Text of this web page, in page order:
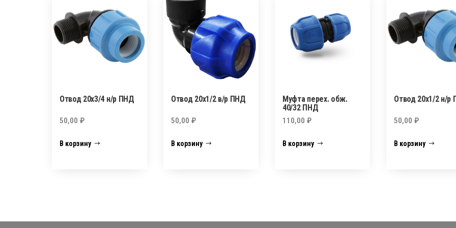
Отвод 20х3/4 н/р ПНД
50,00 ₽
В корзину
Отвод 20х1/2 в/р ПНД
50,00₽
В корзину
Муфта перех. обж.
40/32 ПНД
110,00₽
В корзину
Отвод 20х1/2 н/р
50,00₽
В корзину